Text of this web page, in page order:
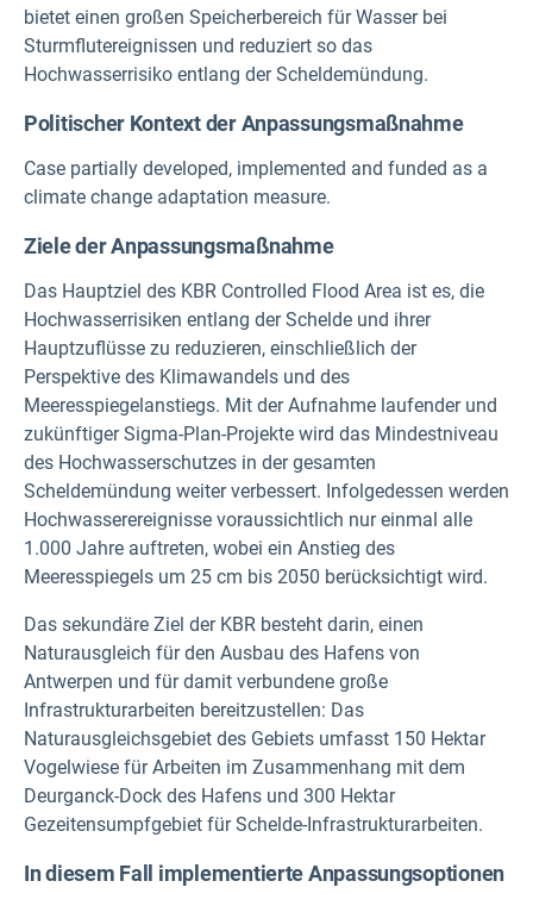
bietet einen großen Speicherbereich für Wasser bei
Sturmflutereignissen und reduziert so das
Hochwasserrisiko entlang der Scheldemündung.
Politischer Kontext der Anpassungsmaßnahme
Case partially developed, implemented and funded as a
climate change adaptation measure.
Ziele der Anpassungsmaßnahme
Das Hauptziel des KBR Controlled Flood Area ist es, die
Hochwasserrisiken entlang der Schelde und ihrer
Hauptzuflüsse zu reduzieren, einschließlich der
Perspektive des Klimawandels und des
Meeresspiegelanstiegs. Mit der Aufnahme laufender und
zukünftiger Sigma-Plan-Projekte wird das Mindestniveau
des Hochwasserschutzes in der gesamten
Scheldemündung weiter verbessert. Infolgedessen werden
Hochwasserereignisse voraussichtlich nur einmal alle
1.000 Jahre auftreten, wobei ein Anstieg des
Meeresspiegels um 25 cm bis 2050 berücksichtigt wird.
Das sekundäre Ziel der KBR besteht darin, einen
Naturausgleich für den Ausbau des Hafens von
Antwerpen und für damit verbundene große
Infrastrukturarbeiten bereitzustellen: Das
Naturausgleichsgebiet des Gebiets umfasst 150 Hektar
Vogelwiese für Arbeiten im Zusammenhang mit dem
Deurganck-Dock des Hafens und 300 Hektar
Gezeitensumpfgebiet für Schelde-Infrastrukturarbeiten.
In diesem Fall implementierte Anpassungsoptionen